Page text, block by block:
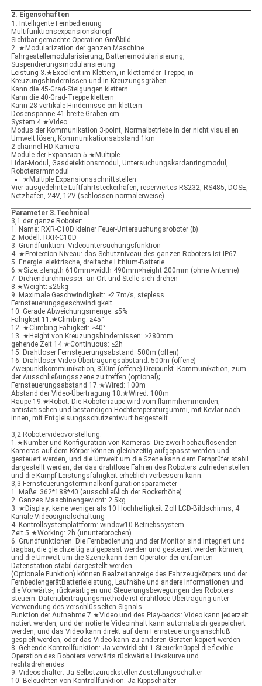
2. Eigenschaften
1. Intelligente Fernbedienung
Multifunktionsexpansionsknopf
Sichtbar gemachte Operation Großbild
2. ★Modularization der ganzen Maschine
Fahrgestellemodularisierung, Batteriemodularisierung,
Suspendierungsmodularisierung
Leistung 3.★Excellent im Klettern, in kletternder Treppe, in
Kreuzungshindernissen und in Kreuzungsgräben
Kann die 45-Grad-Steigungen klettern
Kann die 40-Grad-Treppe klettern
Kann 28 vertikale Hindernisse cm klettern
Dosenspanne 41 breite Gräben cm
System 4.★Video
Modus der Kommunikation 3-point, Normalbetriebe in der nicht visuellen
Umwelt lösen, Kommunikationsabstand 1km
2-channel HD Kamera
Module der Expansion 5.★Multiple
Lidar-Modul, Gasdetektionsmodul, Untersuchungskardanringmodul,
Roboterarmmodul
★Multiple Expansionsschnittstellen
Vier ausgedehnte Luftfahrtsteckerhäfen, reserviertes RS232, RS485, DOSE,
Netzhafen, 24V, 12V (schlossen normalerweise)
Parameter 3.Technical
3,1 der ganze Roboter:
1. Name: RXR-C10D kleiner Feuer-Untersuchungsroboter (b)
2. Modell: RXR-C10D
3. Grundfunktion: Videountersuchungsfunktion
4. ★Protection Niveau: das Schutzniveau des ganzen Roboters ist IP67
5. Energie: elektrische, dreifache Lithium-Batterie
6.★Size: ≤length 610mm×width 490mm×height 200mm (ohne Antenne)
7. Drehendurchmesser: an Ort und Stelle sich drehen
8.★Weight: ≤25kg
9. Maximale Geschwindigkeit: ≥2.7m/s, stepless
Fernsteuerungsgeschwindigkeit
10. Gerade Abweichungsmenge: ≤5%
Fähigkeit 11.★Climbing: ≥45°
12. ★Climbing Fähigkeit: ≥40°
13. ★Height von Kreuzungshindernissen: ≥280mm
gehende Zeit 14.★Continuous: ≥2h
15. Drahtloser Fernsteuerungsabstand: 500m (offen)
16. Drahtloser Video-Übertragungsabstand: 500m (offene)
Zweipunktkommunikation; 800m (offene) Dreipunkt- Kommunikation, zum
der Ausschließungsszene zu treffen (optional);
Fernsteuerungsabstand 17.★Wired: 100m
Abstand der Video-Übertragung 18.★Wired: 100m
Raupe 19.★Robot: Die Roboterraupe wird vom flammhemmenden,
antistatischen und beständigen Hochtemperaturgummi, mit Kevlar nach
innen, mit Entgleisungsschutzentwurf hergestellt
3,2 Robotervideovorstellung:
1.★Number und Konfiguration von Kameras: Die zwei hochauflösenden
Kameras auf dem Körper können gleichzeitig aufgepasst werden und
gesteuert werden, und die Umwelt um die Szene kann dem Fernprüfer stabil
dargestellt werden, der das drahtlose Fahren des Roboters zufriedenstellen
und die Kampf-Leistungsfähigkeit erheblich verbessern kann.
3,3 Fernsteuerungsterminalkonfigurationsparameter
1. Maße: 362*188*40 (ausschließlich der Rockerhöhe)
2. Ganzes Maschinengewicht: 2.5kg
3. ★Display: keine weniger als 10 Hochhelligkeit Zoll LCD-Bildschirms, 4
Kanäle Videosignalschaltung
4. Kontrollsystemplattform: window10 Betriebssystem
Zeit 5.★Working: 2h (ununterbrochen)
6. Grundfunktionen: Die Fernbedienung und der Monitor sind integriert und
tragbar, die gleichzeitig aufgepasst werden und gesteuert werden können,
und die Umwelt um die Szene kann dem Operator der entfernten
Datenstation stabil dargestellt werden.
(Optionale Funktion) können Realzeitanzeige des Fahrzeugkörpers und der
FernbediengerätBatterieleistung, Laufnähe und andere Informationen und
die Vorwärts-, rückwärtigen und Steuerungsbewegungen des Roboters
steuern. Datenübertragungsmethode ist drahtlose Übertragung unter
Verwendung des verschlüsselten Signals
Funktion der Aufnahme 7.★Video und des Play-backs: Video kann jederzeit
notiert werden, und der notierte Videoinhalt kann automatisch gespeichert
werden, und das Video kann direkt auf dem Fernsteuerungsanschluß
gespielt werden, oder das Video kann zu anderen Geräten kopiert werden
8. Gehende Kontrollfunktion: Ja verwirklicht 1 Steuerknüppel die flexible
Operation des Roboters vorwärts rückwärts Linkskurve und
rechtsdrehendes
9. Videoschalter: Ja SelbstzurückstellenZustellungsschalter
10. Beleuchten von Kontrollfunktion: Ja Kippschalter